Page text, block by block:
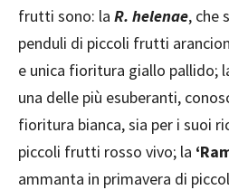
frutti sono: la R. helenae, che
penduli di piccoli frutti
e unica fioritura giallo pallido;
una delle più esuberanti,
fioritura bianca, sia per i suoi
piccoli frutti rosso vivo; la
ammanta in primavera di